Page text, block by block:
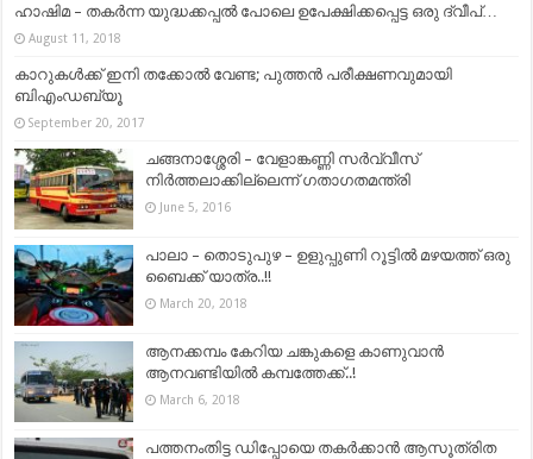
ഹാഷിമ – തകർന്ന യുദ്ധക്കപ്പൽ പോലെ ഉപേക്ഷിക്കപ്പെട്ട ഒരു ദ്വീപ്…
August 11, 2018
കാറുകള്‍ക്ക് ഇനി തക്കോല്‍ വേണ്ട; പുത്തന്‍ പരീക്ഷണവുമായി
ബിഎംഡബ്യൂ
September 20, 2017
ചങ്ങനാശ്ശേരി – വേളാങ്കണ്ണി സര്‍വ്വീസ്
നിര്‍ത്തലാക്കില്ലെന്ന് ഗതാഗതമന്ത്രി
June 5, 2016
പാലാ – തൊടുപുഴ – ഉളുപ്പുണി റൂട്ടില്‍ മഴയത്ത് ഒരു
ബൈക്ക് യാത്ര..!!
March 20, 2018
ആനക്കമ്പം കേറിയ ചങ്കുകളെ കാണുവാൻ
ആനവണ്ടിയില്‍ കമ്പത്തേക്ക്..!
March 6, 2018
പത്തനംതിട്ട ഡിപ്പോയെ തകർക്കാൻ ആസൂത്രിത